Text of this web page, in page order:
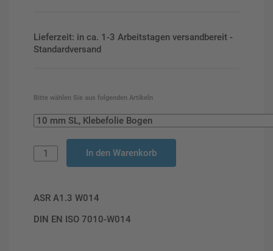
Lieferzeit: in ca. 1-3 Arbeitstagen versandbereit -
Standardversand
Bitte wählen Sie aus folgenden Artikeln
In den Warenkorb
ASR A1.3 W014
DIN EN ISO 7010-W014